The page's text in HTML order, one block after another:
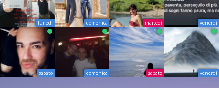
lunedì domenica martedì venerdì
sabato domenica sabato venerdì